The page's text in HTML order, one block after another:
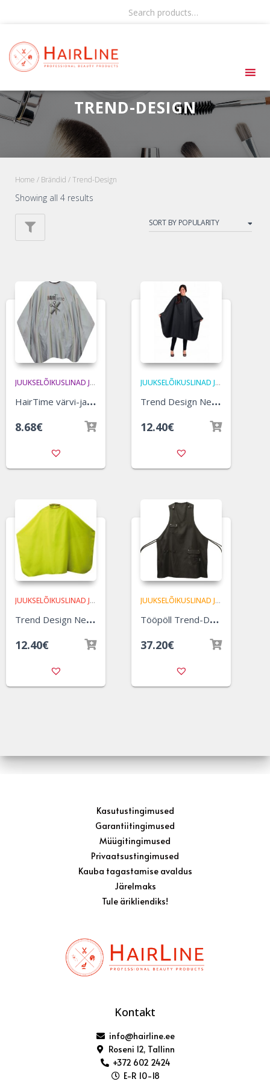
Search products…
TREND-DESIGN
Home / Brändid / Trend-Design
Showing all 4 results
JUUKSELÕIKUSLINAD JA VÄRVIPÕLLED ,TREND-DESIGN
H
airTime värvi-ja juukselõikuslina, hõbe
8.68€
JUUKSELÕIKUSLINAD JA VÄRVIPÕLLED
T
rend Design Neon lõikuslina – must
12.40€
JUUKSELÕIKUSLINAD JA VÄRVIPÕLLED ,TREND-DESIGN
T
rend Design Neon lõikuslina – kollane
12.40€
JUUKSELÕIKUSLINAD JA VÄRVIPÕLLED
T
ööpöll Trend-Desing style dress
37.20€
Kontakt
info@hairline.ee
Roseni 12, Tallinn
+372 602 2424
E-R 10-18
Kasutustingimused
Garantiitingimused
Müügitingimused
Privaatsustingimused
Kauba tagastamise avaldus
Järelmaks
Tule ärikliendiks!